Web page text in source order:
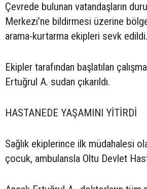
Çevrede bulunan vatandaşların
Merkezi’ne bildirmesi üzerine
arama-kurtarma ekipleri sevk edildi.
Ekipler tarafından başlatılan
Ertuğrul A. sudan çıkarıldı.
HASTANEDE YAŞAMINI YİTİRDİ
Sağlık ekiplerince ilk müdahalesi
çocuk, ambulansla Oltu Devlet